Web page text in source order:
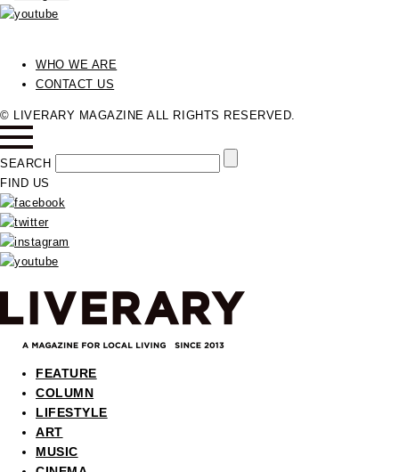
WHO WE ARE
CONTACT US
© LIVERARY MAGAZINE ALL RIGHTS RESERVED.
SEARCH
FIND US
FEATURE
COLUMN
LIFESTYLE
ART
MUSIC